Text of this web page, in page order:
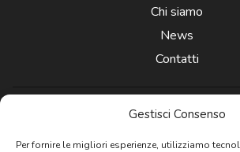
Gestisci Consenso
Per fornire le migliori esperienze, utilizziamo
Chi siamo
News
Contatti